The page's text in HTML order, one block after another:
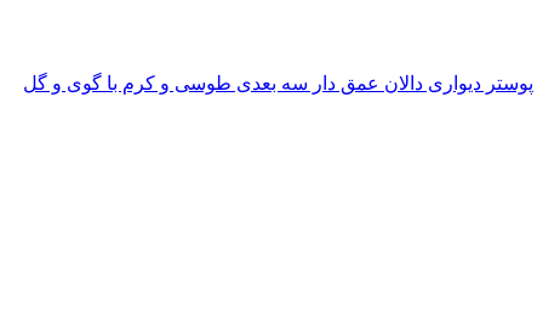
پوستر دیواری دالان عمق دار سه بعدی طوسی و کرم با گوی و گل